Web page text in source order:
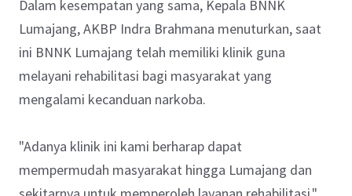
Dalam kesempatan yang sama, Kepala BNNK
Lumajang, AKBP Indra Brahmana menuturkan, saat
ini BNNK Lumajang telah memiliki klinik guna
melayani rehabilitasi bagi masyarakat yang
mengalami kecanduan narkoba.
"Adanya klinik ini kami berharap dapat
mempermudah masyarakat hingga Lumajang dan